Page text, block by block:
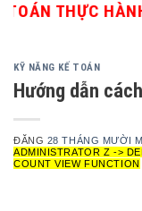
THỰC HÀNH
KỸ NĂNG KẾ TOÁN
Hướng dẫn
ĐĂNG 28 THÁNG MƯỜI
ADMINISTRATOR Z ->
COUNT VIEW FUNCTION